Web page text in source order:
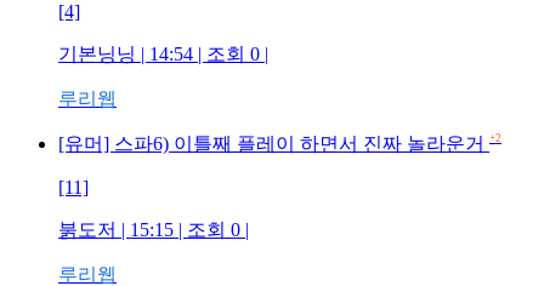
[4]
기본닝닝 | 14:54 | 조회 0 |
루리웹
[유머] 스파6) 이틀째 플레이 하면서 진짜 놀라운거 +2
[11]
붉도저 | 15:15 | 조회 0 |
루리웹